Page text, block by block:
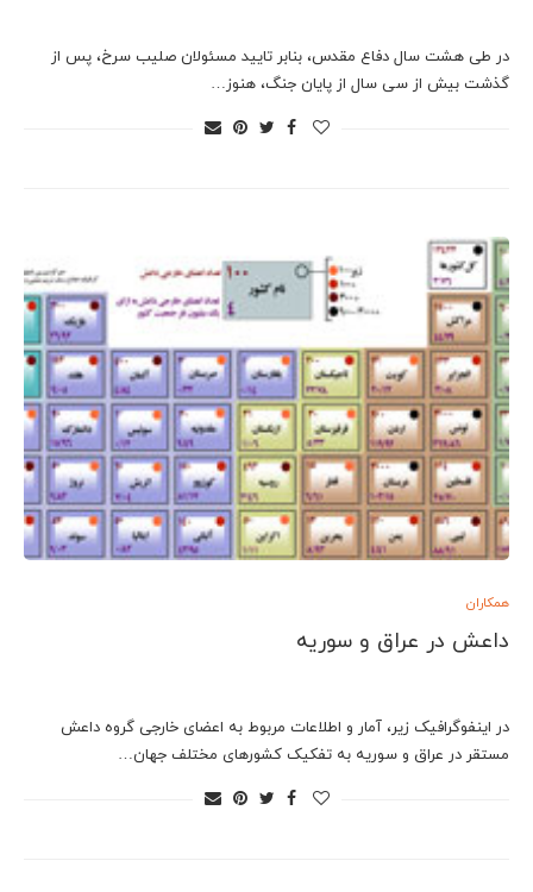
در طی هشت سال دفاع مقدس، بنابر تایید مسئولان صلیب سرخ، پس از
گذشت بیش از سی سال از پایان جنگ، هنوز…
همکاران
داعش در عراق و سوریه
در اینفوگرافیک زیر، آمار و اطلاعات مربوط به اعضای خارجی گروه داعش
مستقر در عراق و سوریه به تفکیک کشورهای مختلف جهان…